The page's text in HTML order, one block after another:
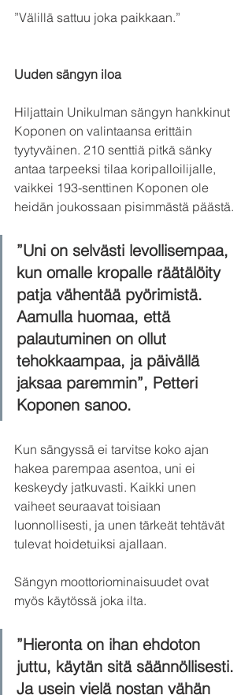
”Välillä sattuu joka paikkaan.”
Uuden sängyn iloa
Hiljattain Unikulman sängyn hankkinut
Koponen on valintaansa erittäin
tyytyväinen. 210 senttiä pitkä sänky
antaa tarpeeksi tilaa koripalloilijalle,
vaikkei 193-senttinen Koponen ole
heidän joukossaan pisimmästä päästä.
”Uni on selvästi levollisempaa,
kun omalle kropalle räätälöity
patja vähentää pyörimistä.
Aamulla huomaa, että
palautuminen on ollut
tehokkaampaa, ja päivällä
jaksaa paremmin”, Petteri
Koponen sanoo.
Kun sängyssä ei tarvitse koko ajan
hakea parempaa asentoa, uni ei
keskeydy jatkuvasti. Kaikki unen
vaiheet seuraavat toisiaan
luonnollisesti, ja unen tärkeät tehtävät
tulevat hoidetuiksi ajallaan.
Sängyn moottoriominaisuudet ovat
myös käytössä joka ilta.
”Hieronta on ihan ehdoton
juttu, käytän sitä säännöllisesti.
Ja usein vielä nostan vähän